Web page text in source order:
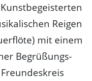
Reigen
mit einem
Begrüßungs-